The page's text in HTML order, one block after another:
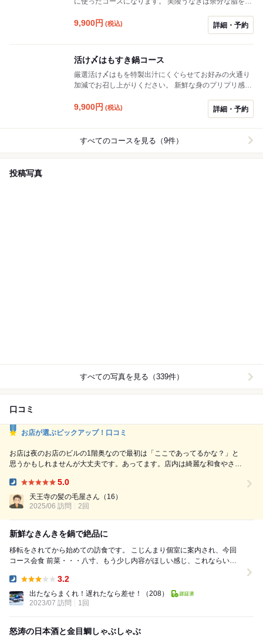
とした歯ごたえのあるオーガニック鰻です。またゆうや
特製出汁と美陵うなぎの骨から摂った旨味を合わせた出
汁でしっかりと炊きながら食べていただく鍋は絶品！で
す。
9,900円 (税込) 詳細・予約
活け〆はもすき鍋コース
厳選活け〆はもを特製出汁にくぐらせてお好みの火通り
加減でお召し上がりください。 新鮮な身のプリプリ感と
出汁を摂るので、はもの旨味を余すことなく頂いてくだ
9,900円 (税込) 詳細・予約
すべてのコースを見る（9件）
投稿写真
すべての写真を見る（339件）
口コミ
お店が選ぶピックアップ！口コミ
お店は夜のお店のビルの1階奥なので最初は「ここであってるかな？」と
思うかもしれませんが大丈夫です。あってます。店内は綺麗な和食やさん
という間に平らげてしまいます。刺身もとても美味しいですし、煮る、焼
く、揚げる系も素晴らしいです。大将の人柄も私はとても好きでサービス
精神のある丁寧な方でより一層良い時間となりました。今回2度目の来店
5.0
天王寺の髪の毛屋さん （16）
2025/06 訪問
2回
新鮮なきんきを鍋で絶品に
移転をされてから始めての訪食です。 こじんまり個室に案内され、今回
コース会食 前菜・・・八寸、もう少し内容がほしい感じ、これならいる
3.2
出たならまくれ！遅れたなら差せ！
（208）
2023/07 訪問
1回
怒涛の日本酒と金目鯛しゃぶしゃぶ